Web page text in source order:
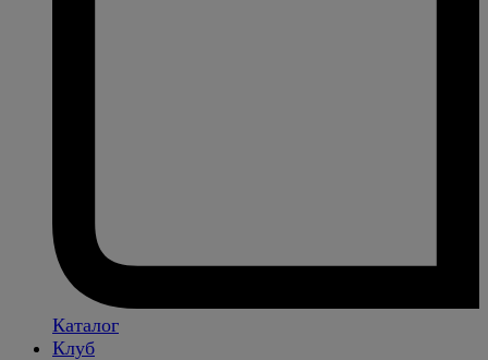
Каталог
Клуб